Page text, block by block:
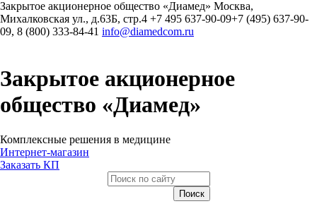
Закрытое акционерное общество «Диамед» Москва,
Михалковская ул., д.63Б, стр.4 +7 495 637-90-09+7 (495) 637-90-
09, 8 (800) 333-84-41 info@diamedcom.ru
Закрытое акционерное
общество «Диамед»
Комплексные решения в медицине
Интернет-магазин
Заказать КП